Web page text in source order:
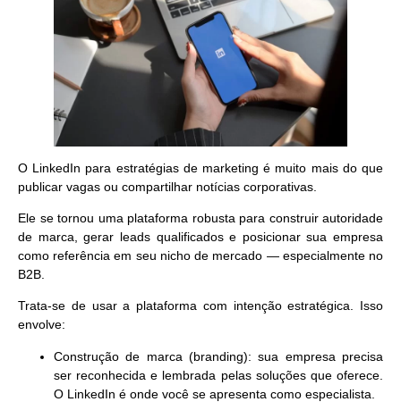
O LinkedIn para estratégias de marketing é muito mais do que
publicar vagas ou compartilhar notícias corporativas.
Ele se tornou uma plataforma robusta para construir autoridade
de marca, gerar leads qualificados e posicionar sua empresa
como referência em seu nicho de mercado — especialmente no
B2B.
Trata-se de usar a plataforma com intenção estratégica. Isso
envolve:
Construção de marca (branding): sua empresa precisa
ser reconhecida e lembrada pelas soluções que oferece.
O LinkedIn é onde você se apresenta como especialista.